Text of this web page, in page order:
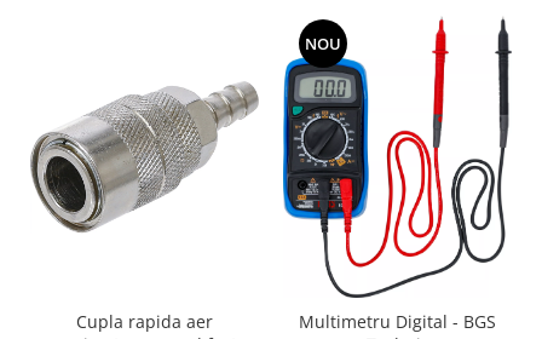
Cupla rapida aer
NOU
Multimetru Digital - BGS